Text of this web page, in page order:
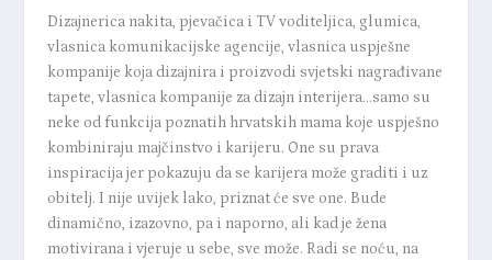
Dizajnerica nakita, pjevačica i TV voditeljica, glumica,
vlasnica komunikacijske agencije, vlasnica uspješne
kompanije koja dizajnira i proizvodi svjetski nagrađivane
tapete, vlasnica kompanije za dizajn interijera…samo su
neke od funkcija poznatih hrvatskih mama koje uspješno
kombiniraju majčinstvo i karijeru. One su prava
inspiracija jer pokazuju da se karijera može graditi i uz
obitelj. I nije uvijek lako, priznat će sve one. Bude
dinamično, izazovno, pa i naporno, ali kad je žena
motivirana i vjeruje u sebe, sve može. Radi se noću, na